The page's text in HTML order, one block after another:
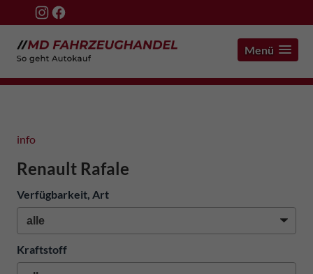
Menü
info
Renault Rafale
Verfügbarkeit, Art
Kraftstoff